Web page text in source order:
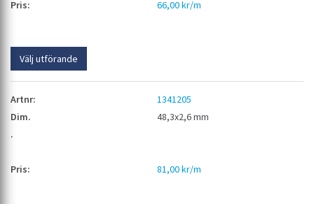
66,00 kr/m
Välj utförande
1341205
48,3x2,6 mm
81,00 kr/m